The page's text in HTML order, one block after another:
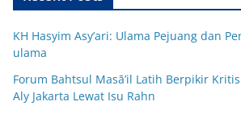
KH Hasyim Asy’ari: Ulama Pejuang dan
ulama
Forum Bahtsul Masā’il Latih Berpikir
Aly Jakarta Lewat Isu Rahn